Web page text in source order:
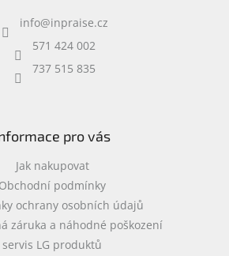
info@inpraise.cz
571 424 002
737 515 835
pro vás
Jak nakupovat
Obchodní podmínky
ochrany osobních údajů
záruka a náhodné poškození
servis LG produktů